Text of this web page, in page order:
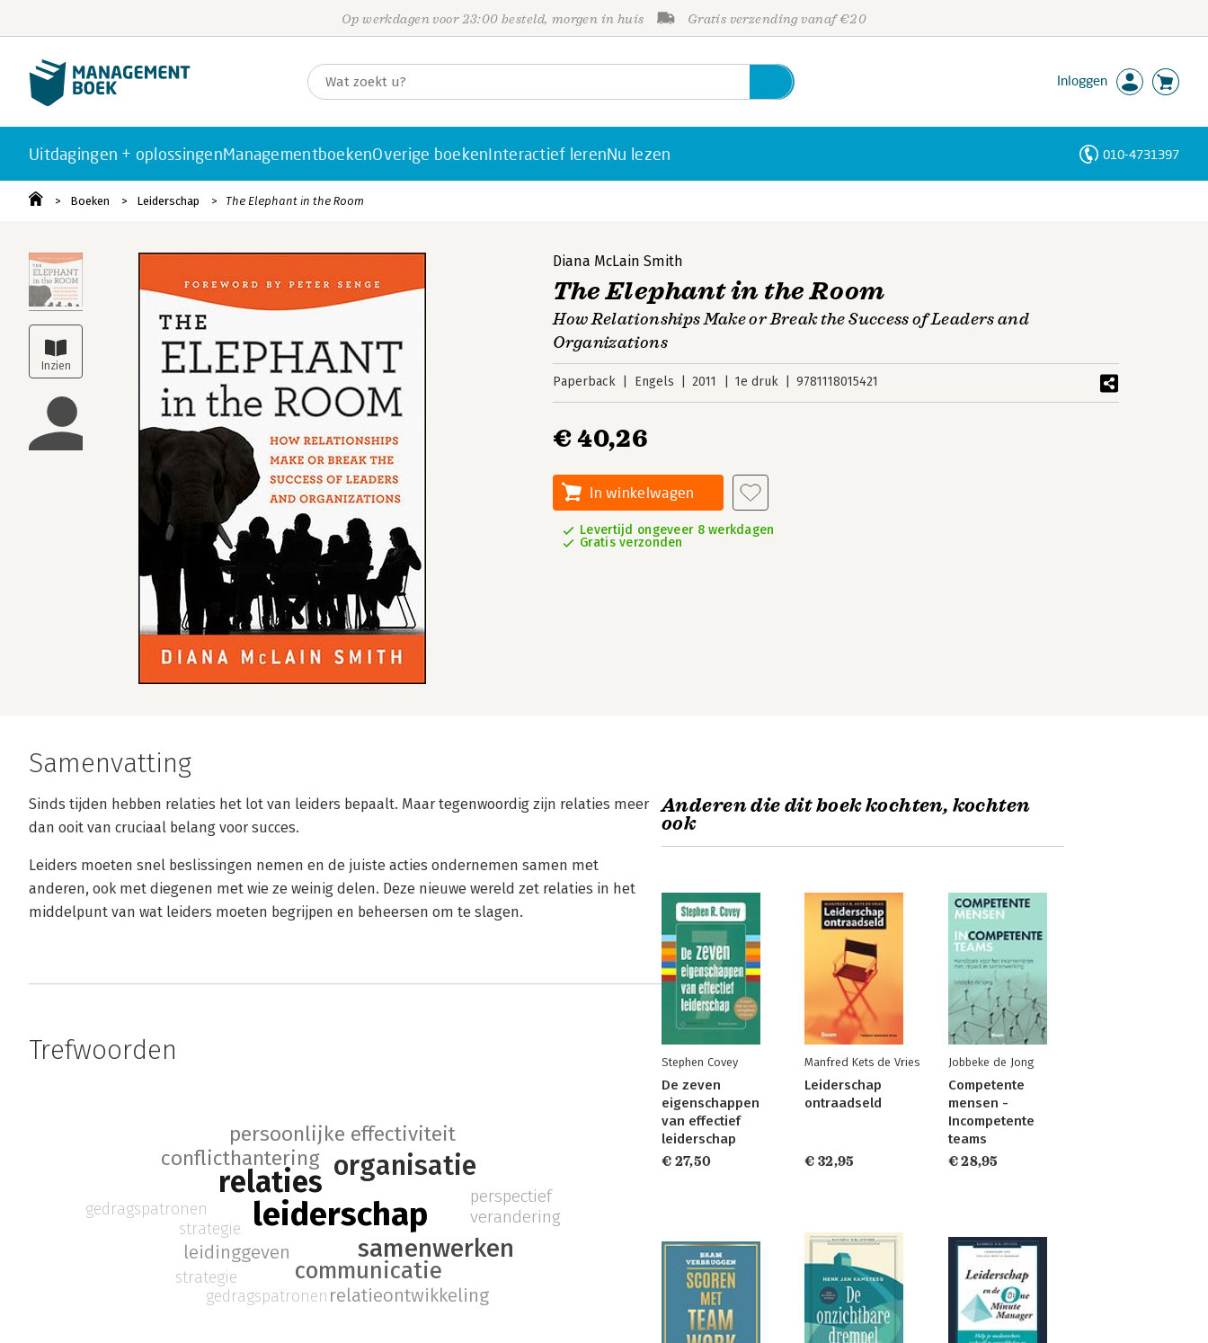
Op werkdagen voor 23:00 besteld, morgen in huis Gratis verzending vanaf €20
Inloggen
Uitdagingen + oplossingenManagementboekenOverige boekenInteractief lerenNu lezen 010-4731397
Boeken Leiderschap The Elephant in the Room
Diana McLain Smith
The Elephant in the Room
How Relationships Make or Break the Success of Leaders and
Organizations
Paperback Engels 2011 1e druk 9781118015421
€ 40,26
In winkelwagen
Levertijd ongeveer 8 werkdagen
Gratis verzonden
Samenvatting
Sinds tijden hebben relaties het lot van leiders bepaalt. Maar tegenwoordig zijn relaties meer
dan ooit van cruciaal belang voor succes.
Leiders moeten snel beslissingen nemen en de juiste acties ondernemen samen met
anderen, ook met diegenen met wie ze weinig delen. Deze nieuwe wereld zet relaties in het
middelpunt van wat leiders moeten begrijpen en beheersen om te slagen.
Trefwoorden
leiderschap
relaties organisatie
samenwerken
communicatie
conflicthantering
persoonlijke effectiviteit
leidinggeven
relatieontwikkeling
perspectief
verandering
strategie
gedragspatronen
strategie
gedragspatronen
Anderen die dit boek kochten, kochten
ook
Stephen Covey
De zeven
eigenschappen
van effectief
leiderschap
€ 27,50
Manfred Kets de Vries
Leiderschap
ontraadseld
€ 32,95
Jobbeke de Jong
Competente
mensen -
Incompetente
teams
€ 28,95
Personen